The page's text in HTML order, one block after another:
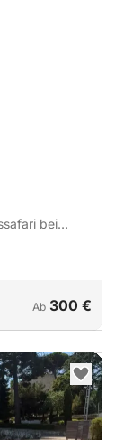
bei
Ab 300 €